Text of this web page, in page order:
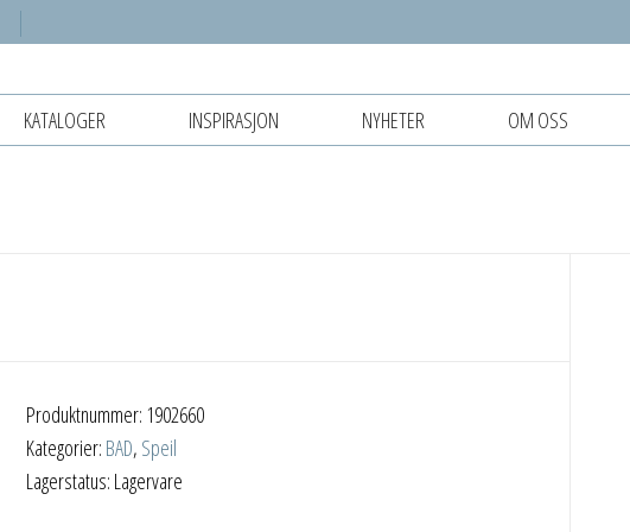
KATALOGER INSPIRASJON NYHETER OM OSS
Produktnummer: 1902660
Kategorier: BAD, Speil
Lagerstatus: Lagervare